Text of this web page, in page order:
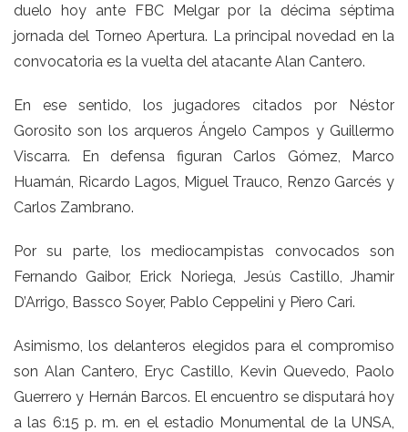
duelo hoy ante FBC Melgar por la décima séptima
jornada del Torneo Apertura. La principal novedad en la
convocatoria es la vuelta del atacante Alan Cantero.
En ese sentido, los jugadores citados por Néstor
Gorosito son los arqueros Ángelo Campos y Guillermo
Viscarra. En defensa figuran Carlos Gómez, Marco
Huamán, Ricardo Lagos, Miguel Trauco, Renzo Garcés y
Carlos Zambrano.
Por su parte, los mediocampistas convocados son
Fernando Gaibor, Erick Noriega, Jesús Castillo, Jhamir
D’Arrigo, Bassco Soyer, Pablo Ceppelini y Piero Cari.
Asimismo, los delanteros elegidos para el compromiso
son Alan Cantero, Eryc Castillo, Kevin Quevedo, Paolo
Guerrero y Hernán Barcos. El encuentro se disputará hoy
a las 6:15 p. m. en el estadio Monumental de la UNSA,